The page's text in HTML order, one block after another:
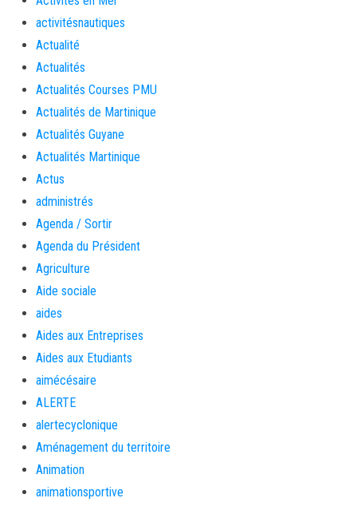
activitésnautiques
Actualité
Actualités
Actualités Courses PMU
Actualités de Martinique
Actualités Guyane
Actualités Martinique
Actus
administrés
Agenda / Sortir
Agenda du Président
Agriculture
Aide sociale
aides
Aides aux Entreprises
Aides aux Etudiants
aimécésaire
ALERTE
alertecyclonique
Aménagement du territoire
Animation
animationsportive